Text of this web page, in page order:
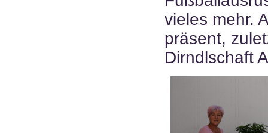
vieles mehr.
präsent,
Dirndlschaft